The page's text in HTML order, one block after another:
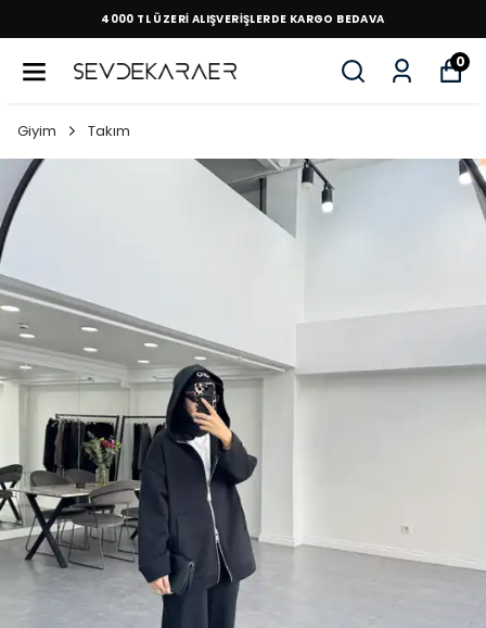
4000 TL ÜZERİ ALIŞVERİŞLERDE KARGO BEDAVA
0
Giyim Takım